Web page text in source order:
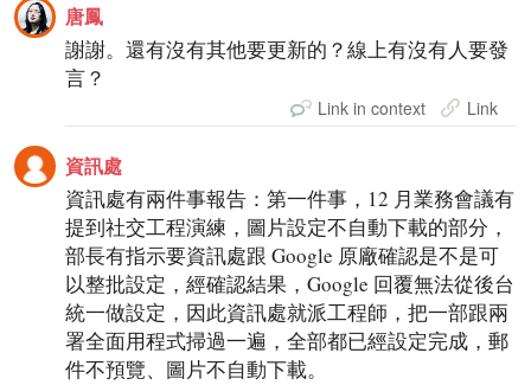
唐鳳
謝謝。還有沒有其他要更新的？線上有沒有人要發
言？
Link in context Link
資訊處
資訊處有兩件事報告：第一件事，12 月業務會議有
提到社交工程演練，圖片設定不自動下載的部分，
部長有指示要資訊處跟 Google 原廠確認是不是可
以整批設定，經確認結果，Google 回覆無法從後台
統一做設定，因此資訊處就派工程師，把一部跟兩
署全面用程式掃過一遍，全部都已經設定完成，郵
件不預覽、圖片不自動下載。